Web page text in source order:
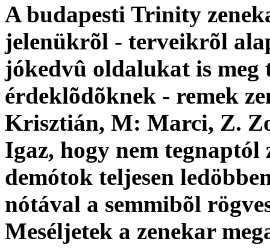
A budapesti Trinity
jelenükrõl - terveikrõl
jókedvû oldalukat is
érdeklõdõknek - remek
Krisztián, M: Marci, Z.
Igaz, hogy nem
demótok teljesen
nótával a semmibõl
Meséljetek a zenekar